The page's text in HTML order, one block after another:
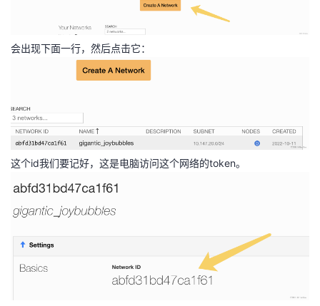
发
学
堂
我
课
的
我
Programs
的
持
我
的
术
我
云
会出现下面一行，然后点击它：
这个id我们要记好，这是电脑访问这个网络的token。